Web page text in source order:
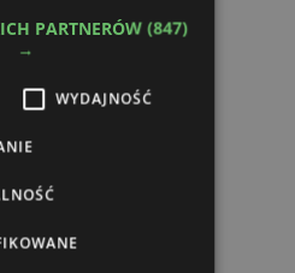
PARTNERÓW(847)
→
WYDAJNOŚĆ